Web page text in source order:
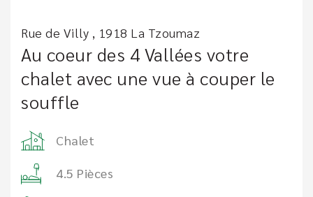
Rue de Villy , 1918 La Tzoumaz
Au coeur des 4 Vallées votre
chalet avec une vue à couper le
souffle
Chalet
4.5 Pièces